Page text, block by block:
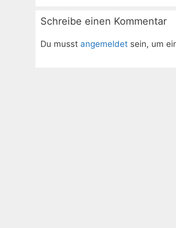
Schreibe einen Kommentar
Du musst angemeldet sein, um